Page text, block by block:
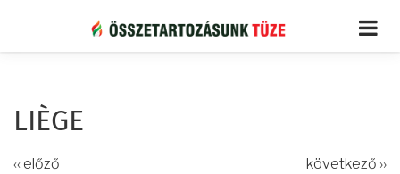
tartalomra
LIÈGE
‹‹ előző következő ››